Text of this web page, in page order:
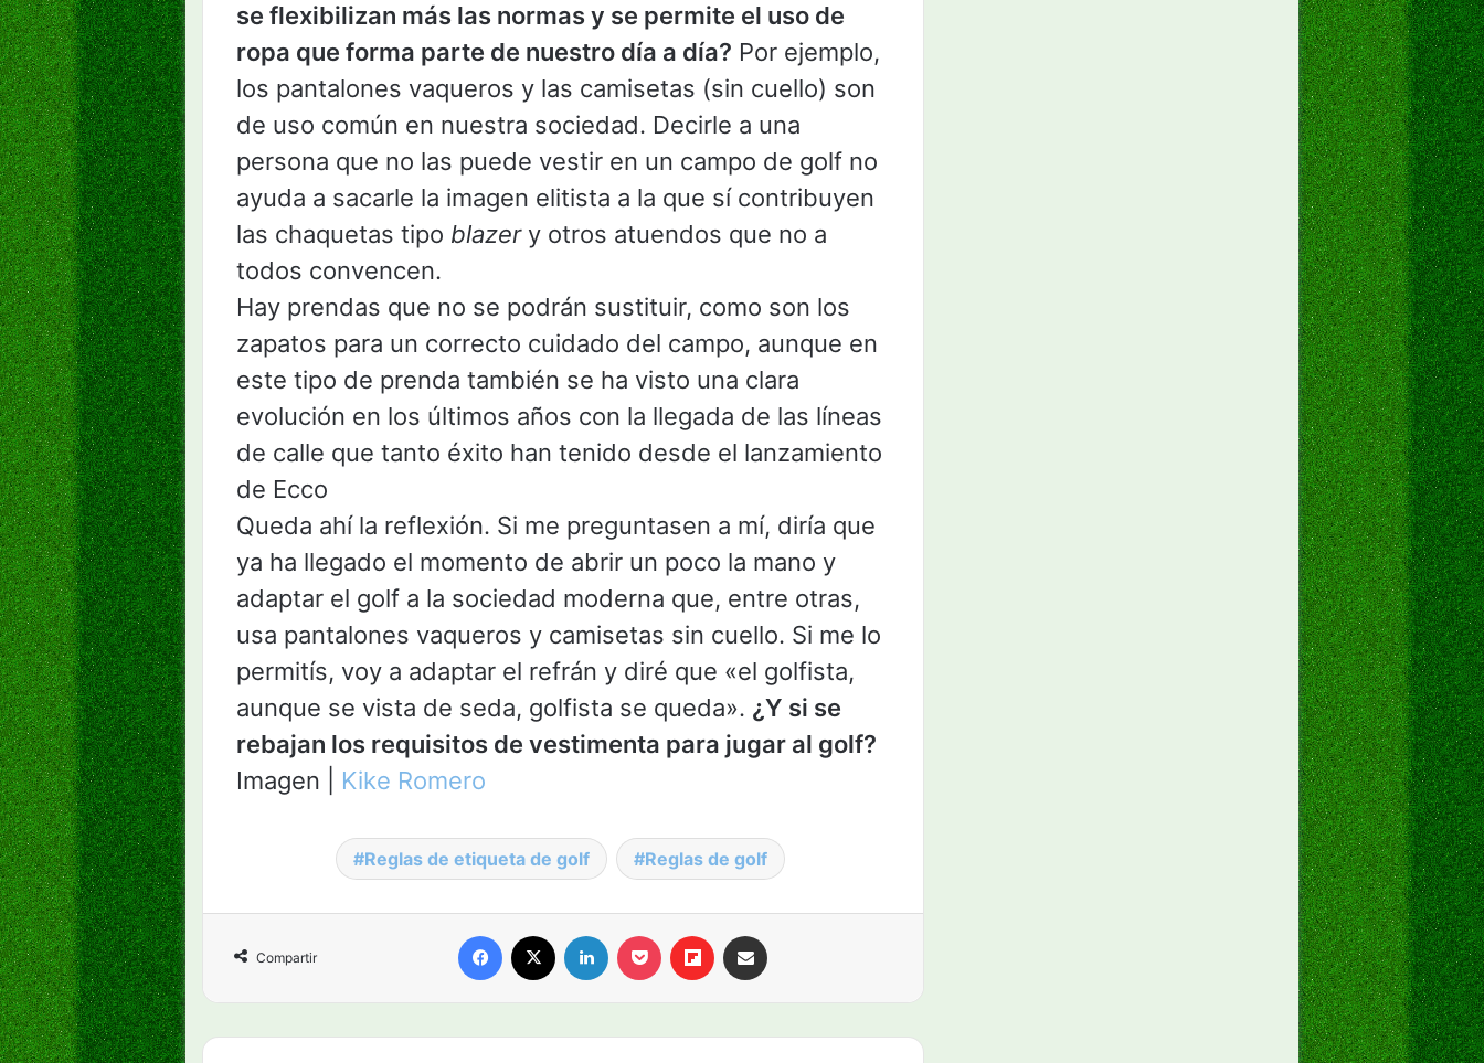
se flexibilizan más las normas y se permite el uso de
ropa que forma parte de nuestro día a día? Por ejemplo,
los pantalones vaqueros y las camisetas (sin cuello) son
de uso común en nuestra sociedad. Decirle a una
persona que no las puede vestir en un campo de golf no
ayuda a sacarle la imagen elitista a la que sí contribuyen
las chaquetas tipo blazery otros atuendos que no a
todos convencen.
Hay prendas que no se podrán sustituir, como son los
zapatos para un correcto cuidado del campo, aunque en
este tipo de prenda también se ha visto una clara
evolución en los últimos años con la llegada de las líneas
de calle que tanto éxito han tenido desde el lanzamiento
de Ecco
Queda ahí la reflexión. Si me preguntasen a mí, diría que
ya ha llegado el momento de abrir un poco la mano y
adaptar el golf a la sociedad moderna que, entre otras,
usa pantalones vaqueros y camisetas sin cuello. Si me lo
permitís, voy a adaptar el refrán y diré que «el golfista,
aunque se vista de seda, golfista se queda». ¿Y si se
rebajan los requisitos de vestimenta para jugar al golf?
Imagen | Kike Romero
Reglas de etiqueta de golf Reglas de golf
Compartir